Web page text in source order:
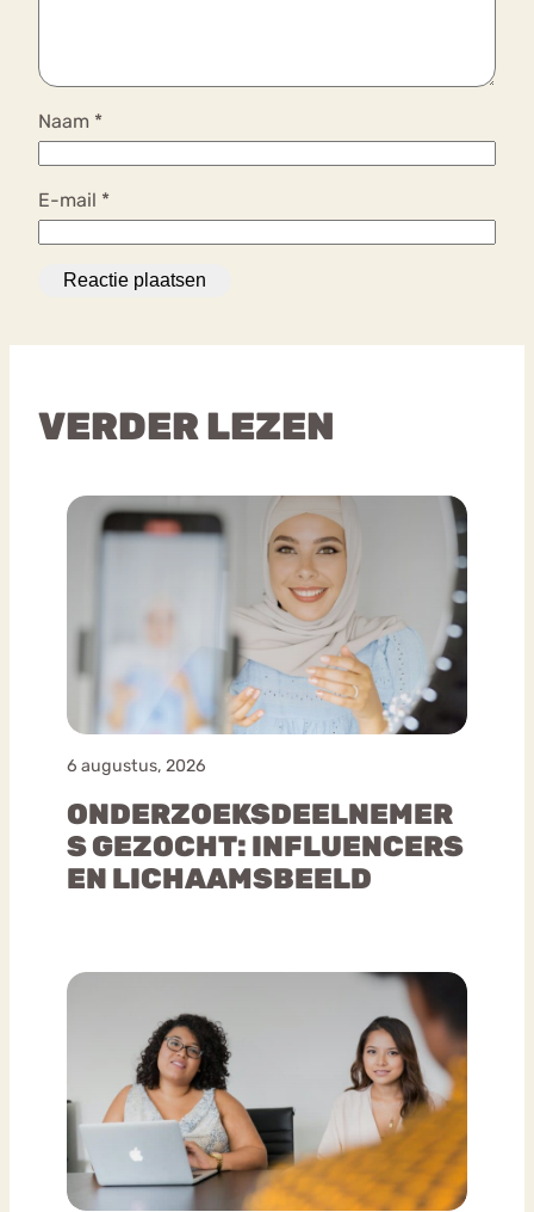
Naam *
E-mail *
VERDER LEZEN
6 augustus, 2026
ONDERZOEKSDEELNEMER
S GEZOCHT: INFLUENCERS
EN LICHAAMSBEELD